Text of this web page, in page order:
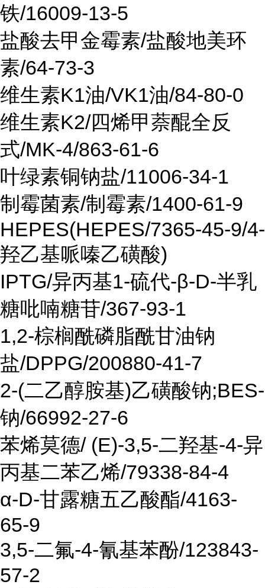
铁/16009-13-5
盐酸去甲金霉素/盐酸地美环
素/64-73-3
维生素K1油/VK1油/84-80-0
维生素K2/四烯甲萘醌全反
式/MK-4/863-61-6
叶绿素铜钠盐/11006-34-1
制霉菌素/制霉素/1400-61-9
HEPES(HEPES/7365-45-9/4-
羟乙基哌嗪乙磺酸)
IPTG/异丙基1-硫代-β-D-半乳
糖吡喃糖苷/367-93-1
1,2-棕榈酰磷脂酰甘油钠
盐/DPPG/200880-41-7
2-(二乙醇胺基)乙磺酸钠;BES-
钠/66992-27-6
苯烯莫德/ (E)-3,5-二羟基-4-异
丙基二苯乙烯/79338-84-4
α-D-甘露糖五乙酸酯/4163-
65-9
3,5-二氟-4-氰基苯酚/123843-
57-2